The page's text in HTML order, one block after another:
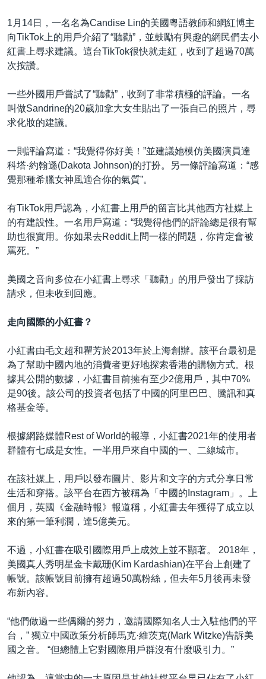
1月14日，一名名為Candise Lin的美國粵語教師和網紅博主
向TikTok上的用戶介紹了“聽勸”，並鼓勵有興趣的網民們去小
紅書上尋求建議。這台TikTok很快就走紅，收到了超過70萬
次按讚。
一些外國用戶嘗試了“聽勸”，收到了非常積極的評論。一名
叫做Sandrine的20歲加拿大女生貼出了一張自己的照片，尋
求化妝的建議。
一則評論寫道：“我覺得你好美！”並建議她模仿美國演員達
科塔·約翰遜(Dakota Johnson)的打扮。另一條評論寫道：“感
覺那種希臘女神風適合你的氣質”。
有TikTok用戶認為，小紅書上用戶的留言比其他西方社媒上
的有建設性。一名用戶寫道：“我覺得他們的評論總是很有幫
助也很實用。你如果去Reddit上問一樣的問題，你肯定會被
罵死。”
美國之音向多位在小紅書上尋求「聽勸」的用戶發出了採訪
請求，但未收到回應。
走向國際的小紅書？
小紅書由毛文超和瞿芳於2013年於上海創辦。該平台最初是
為了幫助中國內地的消費者更好地探索香港的購物方式。根
據其公開的數據，小紅書目前擁有至少2億用戶，其中70%
是90後。該公司的投資者包括了中國的阿里巴巴、騰訊和真
格基金等。
根據網路媒體Rest of World的報導，小紅書2021年的使用者
群體有七成是女性。一半用戶來自中國的一、二線城市。
在該社媒上，用戶以發布圖片、影片和文字的方式分享日常
生活和穿搭。該平台在西方被稱為「中國的Instagram」。上
個月，英國《金融時報》報道稱，小紅書去年獲得了成立以
來的第一筆利潤，達5億美元。
不過，小紅書在吸引國際用戶上成效上並不顯著。 2018年，
美國真人秀明星金卡戴珊(Kim Kardashian)在平台上創建了
帳號。該帳號目前擁有超過50萬粉絲，但去年5月後再未發
布新內容。
“他們做過一些偶爾的努力，邀請國際知名人士入駐他們的平
台，” 獨立中國政策分析師馬克·維茨克(Mark Witzke)告訴美
國之音。 “但總體上它對國際用戶群沒有什麼吸引力。”